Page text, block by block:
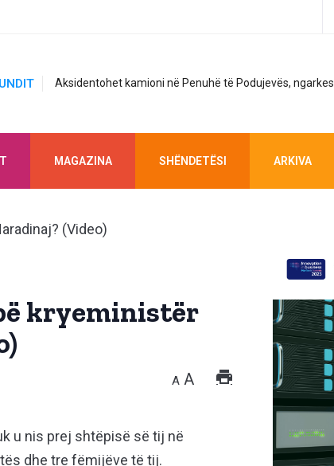
Aksidentohet kamioni në Penuhë të Podujevës,
MAGAZINA SHËNDETËSI ARKIVA
kryeministër
A A
u nis prej shtëpisë së tij në
dhe tre fëmijëve të tij.